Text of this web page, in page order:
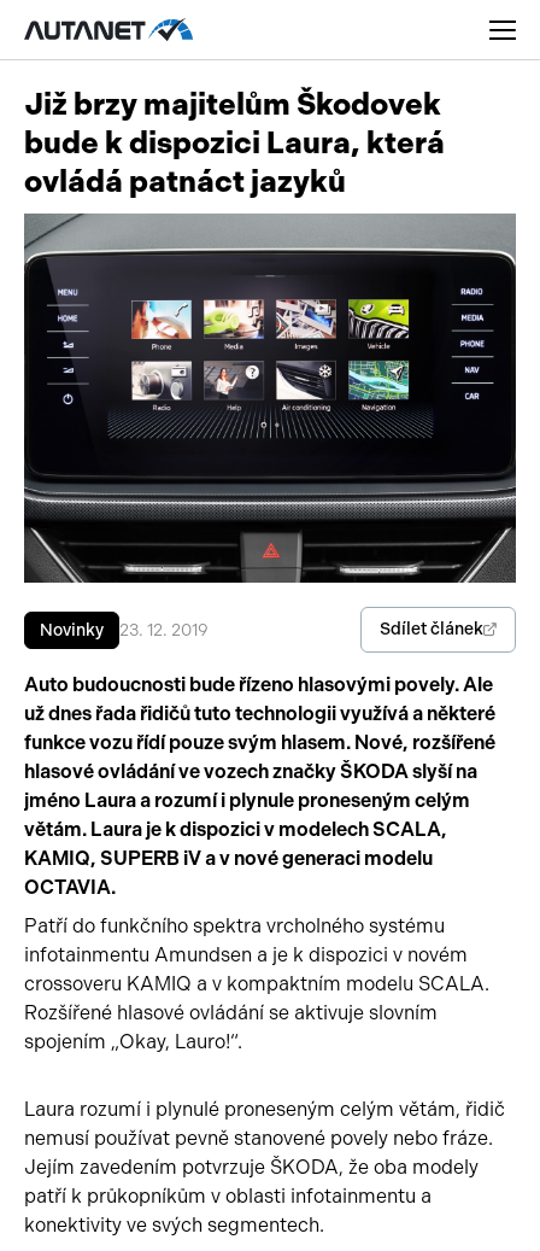
Nákladní
Obytná
Motorky
Přívěsy a návěsy
Pracovní stroje
Náhradní díly
Příslušenství
Novinky
Rady a tipy
Nové modely
Ojetiny
Auto a život
Videa
Již brzy majitelům Škodovek
bude k dispozici Laura, která
ovládá patnáct jazyků
Novinky 23. 12. 2019 Sdílet článek
Auto budoucnosti bude řízeno hlasovými povely. Ale
už dnes řada řidičů tuto technologii využívá a některé
funkce vozu řídí pouze svým hlasem. Nové, rozšířené
hlasové ovládání ve vozech značky ŠKODA slyší na
jméno Laura a rozumí i plynule proneseným celým
větám. Laura je k dispozici v modelech SCALA,
KAMIQ, SUPERB iV a v nové generaci modelu
OCTAVIA.
Patří do funkčního spektra vrcholného systému
infotainmentu Amundsen a je k dispozici v novém
crossoveru KAMIQ a v kompaktním modelu SCALA.
Rozšířené hlasové ovládání se aktivuje slovním
spojením „Okay, Lauro!“.
Laura rozumí i plynulé proneseným celým větám, řidič
nemusí používat pevně stanovené povely nebo fráze.
Jejím zavedením potvrzuje ŠKODA, že oba modely
patří k průkopníkům v oblasti infotainmentu a
konektivity ve svých segmentech.